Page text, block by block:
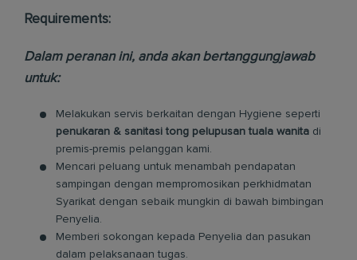
Requirements:
Dalam peranan ini, anda akan bertanggungjawab
untuk:
Melakukan servis berkaitan dengan Hygiene seperti
penukaran & sanitasi tong pelupusan tuala wanita di
premis-premis pelanggan kami.
Mencari peluang untuk menambah pendapatan
sampingan dengan mempromosikan perkhidmatan
Syarikat dengan sebaik mungkin di bawah bimbingan
Penyelia.
Memberi sokongan kepada Penyelia dan pasukan
dalam pelaksanaan tugas.